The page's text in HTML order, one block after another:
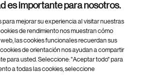
es importante para nosotros.
para mejorar su experiencia al visitar nuestras
de rendimiento nos muestran cómo
las cookies funcionales recuerdan sus
de orientación nos ayudan a compartir
para usted. Seleccione: "Aceptar todo" para
a todas las cookies, seleccione